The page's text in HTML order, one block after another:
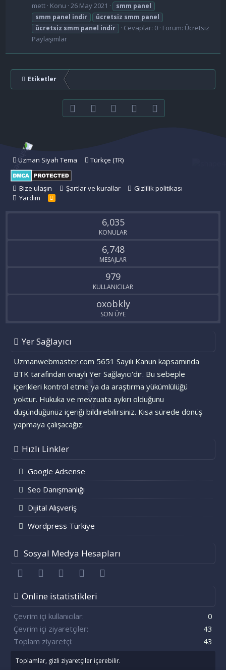
mett Konu 26 May 2021 smm panel
smm panel indir ücretsiz smm panel
ücretsiz smm panel indir Cevaplar: 0 Forum: Ücretsiz
Paylaşımlar
Etiketler
FacebookTwitter youtubeBize ulaşın
Uzman Siyah Tema Türkçe (TR)
Bize ulaşın Şartlar ve kurallar
Gizlilik politikası
Yardım
R
S
6,035
KONULAR
6,748
MESAJLAR
979
KULLANICILAR
oxobkly
SON ÜYE
Yer Sağlayıcı
Uzmanwebmaster.com 5651 Sayılı Kanun kapsamında
BTK tarafından onaylı Yer Sağlayıcı'dır. Bu sebeple
içerikleri kontrol etme ya da araştırma yükümlülüğü
yoktur. Hukuka ve mevzuata aykırı olduğunu
düşündüğünüz içeriği bildirebilirsiniz. Kısa sürede dönüş
yapmaya çalışacağız.
Hızlı Linkler
Google Adsense
Seo Danışmanlığı
Dijital Alışveriş
Wordpress Türkiye
Sosyal Medya Hesapları
FacebookTwitter youtubeBize ulaşın
Online istatistikleri
Çevrim içi kullanıcılar
0
Çevrim içi ziyaretçiler
43
Toplam ziyaretçi
43
Toplamlar, gizli ziyaretçiler içerebilir.